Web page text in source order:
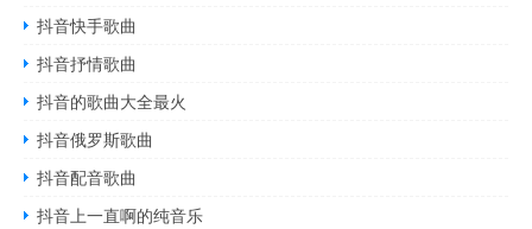
抖音快手歌曲
抖音抒情歌曲
抖音的歌曲大全最火
抖音俄罗斯歌曲
抖音配音歌曲
抖音上一直啊的纯音乐